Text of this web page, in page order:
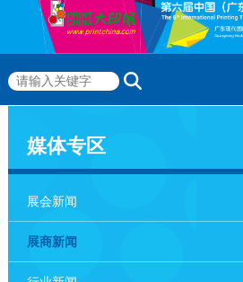
媒体专区
展会新闻
展商新闻